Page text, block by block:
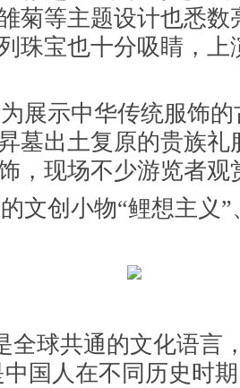
菊等主题设计也悉数
珠宝也十分吸睛，上
展示中华传统服饰
墓出土复原的贵族礼
，现场不少游览者观
文创小物“鲤想主义
全球共通的文化语言
中国人在不同历史时